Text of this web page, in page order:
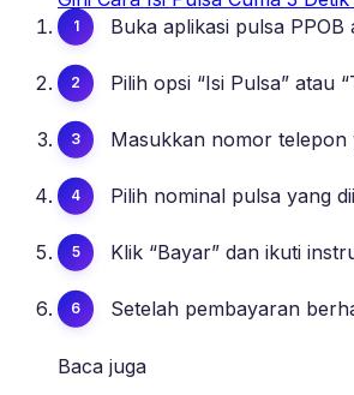
Buka aplikasi pulsa
Pilih opsi “Isi Pulsa” atau
Masukkan nomor telepon
Pilih nominal pulsa yang
Klik “Bayar” dan ikuti
Setelah pembayaran
Baca juga